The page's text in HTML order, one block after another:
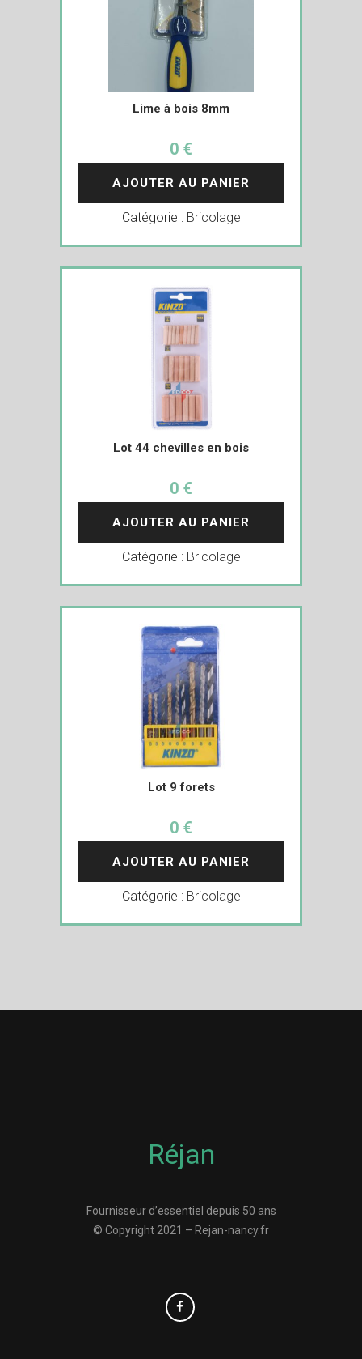
Lime à bois 8mm
0 €
AJOUTER AU PANIER
Catégorie : Bricolage
Lot 44 chevilles en bois
0 €
AJOUTER AU PANIER
Catégorie : Bricolage
Lot 9 forets
0 €
AJOUTER AU PANIER
Catégorie : Bricolage
Réjan
Fournisseur d’essentiel depuis 50 ans
© Copyright 2021 – Rejan-nancy.fr